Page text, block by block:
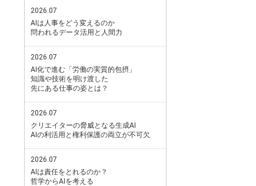
2026.07
AIは人事をどう変えるのか
問われるデータ活用と人間力
2026.07
AI化で進む「労働の実質的包摂」
知識や技術を明け渡した
先にある仕事の姿とは？
2026.07
クリエイターの脅威となる生成AI
AIの利活用と権利保護の両立が不可欠
2026.07
AIは責任をとれるのか？
哲学からAIを考える